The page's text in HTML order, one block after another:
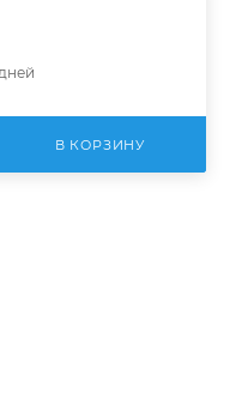
В КОРЗИНУ